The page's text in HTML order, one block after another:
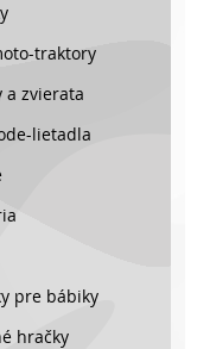
traktory
a zvierata
lietadla
pre bábiky
hračky